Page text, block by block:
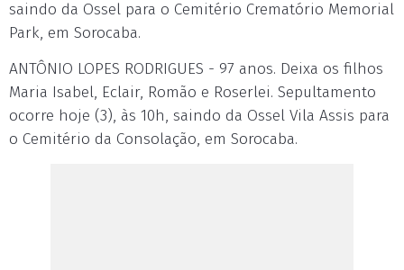
saindo da Ossel para o Cemitério Crematório Memorial
Park, em Sorocaba.
ANTÔNIO LOPES RODRIGUES - 97 anos. Deixa os filhos
Maria Isabel, Eclair, Romão e Roserlei. Sepultamento
ocorre hoje (3), às 10h, saindo da Ossel Vila Assis para
o Cemitério da Consolação, em Sorocaba.